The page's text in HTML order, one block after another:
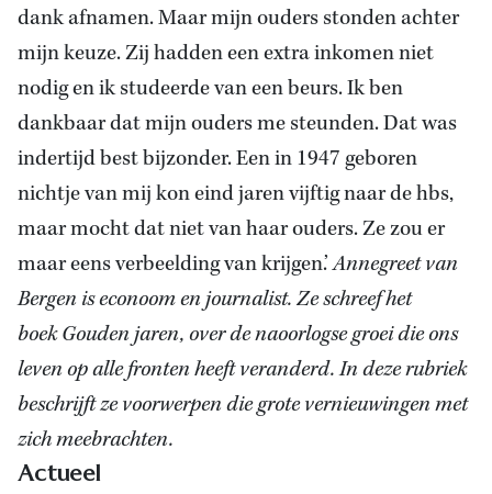
dank afnamen. Maar mijn ouders stonden achter
mijn keuze. Zij hadden een extra inkomen niet
nodig en ik studeerde van een beurs. Ik ben
dankbaar dat mijn ouders me steunden. Dat was
indertijd best bijzonder. Een in 1947 geboren
nichtje van mij kon eind jaren vijftig naar de hbs,
maar mocht dat niet van haar ouders. Ze zou er
maar eens verbeelding van krijgen.’Annegreet van
Bergen is econoom en journalist. Ze schreef het
boek Gouden jaren, over de naoorlogse groei die ons
leven op alle fronten heeft veranderd. In deze rubriek
beschrijft ze voorwerpen die grote vernieuwingen met
zich meebrachten.
Actueel